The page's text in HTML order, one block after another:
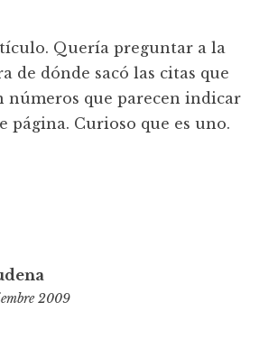
Quería preguntar a la
de dónde sacó las citas que
números que parecen indicar
página. Curioso que es uno.
2009